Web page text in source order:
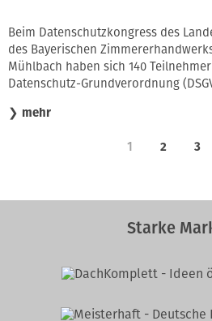
Beim Datenschutzkongress des
des Bayerischen
Mühlbach haben sich 140
Datenschutz-Grundverordnung
❯ mehr
1 2 3
Starke